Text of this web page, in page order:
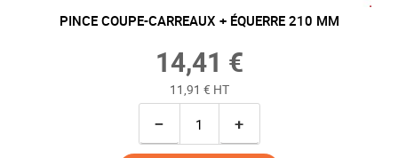
PINCE COUPE-CARREAUX + ÉQUERRE 210 MM
14,41 €
11,91 € HT
− +